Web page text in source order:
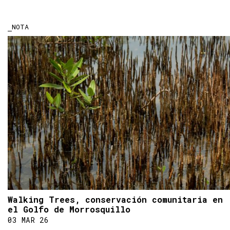
NOTA
Walking Trees, conservación comunitaria en
el Golfo de Morrosquillo
03 MAR 26